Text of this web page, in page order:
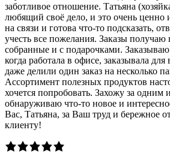
заботливое отношение. Татьяна
любящий своё дело, и это очень ценно
на связи и готова что-то подсказать,
учесть все пожелания. Заказы получаю
собранные и с подарочками. Заказываю
когда работала в офисе, заказывала для
даже делили один заказ на несколько
Ассортимент полезных продуктов
хочется попробовать. Захожу за одним
обнаруживаю что-то новое и
Вас, Татьяна, за Ваш труд и бережное
клиенту!